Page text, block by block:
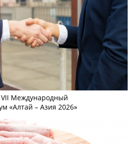
VII Международный
«Алтай – Азия 2026»